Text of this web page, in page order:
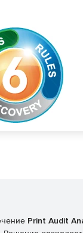
Print Audit